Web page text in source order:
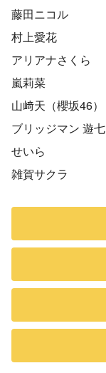
藤田ニコル
村上愛花
アリアナさくら
嵐莉菜
山﨑天（櫻坂46）
ブリッジマン 遊七
せいら
雑賀サクラ